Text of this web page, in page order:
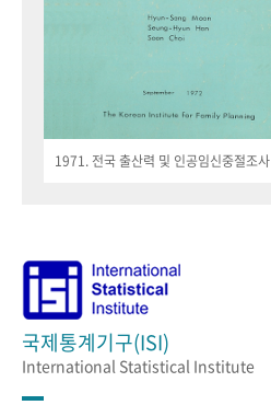
1971. 전국 출산력 및 인공임신중절조사
국제통계기구(ISI)
International Statistical Institute